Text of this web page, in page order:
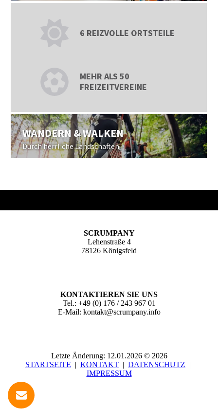
SCRUMPANY
Lehenstraße 4
78126 Königsfeld
KONTAKTIEREN SIE UNS
Tel.: +49 (0) 176 / 243 967 01
E-Mail: kontakt@scrumpany.info
Letzte Änderung: 12.01.2026 © 2026
STARTSEITE | KONTAKT | DATEN­SCHUTZ |
IMPRESSUM